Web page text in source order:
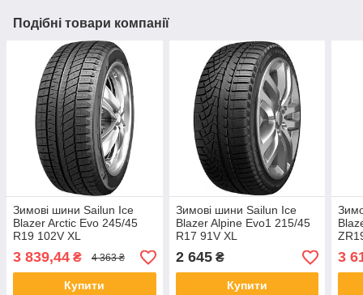
Подібні товари компанії
Зимові шини Sailun Ice
Blazer Arctic Evo 245/45
R19 102V XL
3 839,44 ₴ 4 363 ₴
Купити
Зимові шини Sailun Ice
Blazer Alpine Evo1 215/45
R17 91V XL
2 645₴
Купити
3